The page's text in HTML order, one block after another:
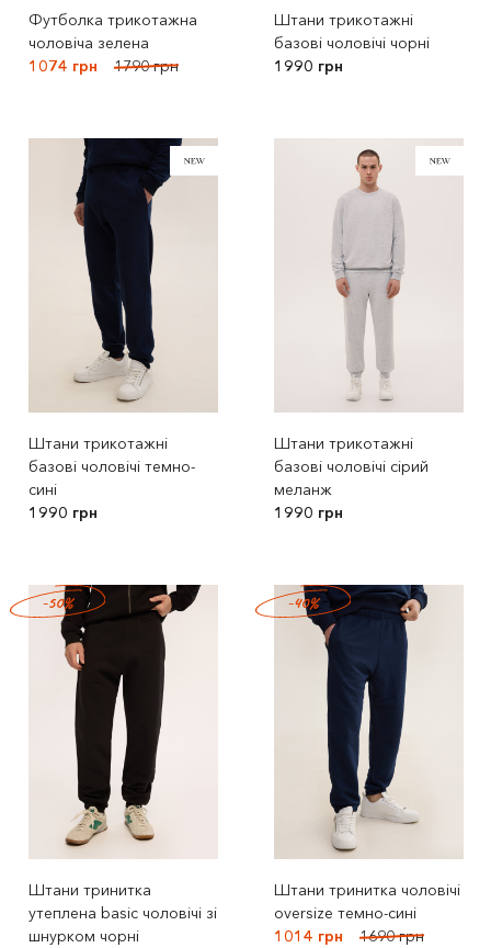
Футболка трикотажна
чоловіча зелена
1074 грн
1790 грн
Штани трикотажні
базові чоловічі чорні
1990 грн
Штани трикотажні
базові чоловічі темно-
сині
1990 грн
Штани трикотажні
базові чоловічі сірий
меланж
1990 грн
Штани тринитка
утеплена basic чоловічі зі
шнурком чорні
-50%
Штани тринитка чоловічі
oversize темно-сині
1014 грн
1690 грн
-40%